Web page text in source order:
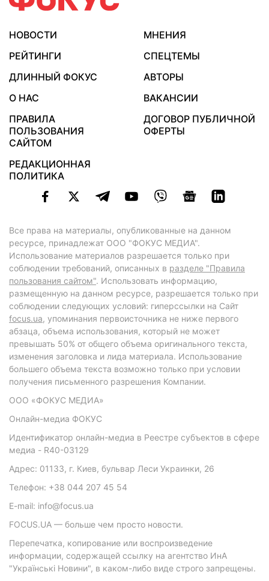
НОВОСТИ
МНЕНИЯ
РЕЙТИНГИ
СПЕЦТЕМЫ
ДЛИННЫЙ ФОКУС
АВТОРЫ
О НАС
ВАКАНСИИ
ПРАВИЛА
ПОЛЬЗОВАНИЯ
САЙТОМ
ДОГОВОР ПУБЛИЧНОЙ
ОФЕРТЫ
РЕДАКЦИОННАЯ
ПОЛИТИКА
Все права на материалы, опубликованные на данном
ресурсе, принадлежат ООО "ФОКУС МЕДИА".
Использование материалов разрешается только при
соблюдении требований, описанных в разделе "Правила
пользования сайтом". Использовать информацию,
размещенную на данном ресурсе, разрешается только при
соблюдении следующих условий: гиперссылки на Сайт
focus.ua, упоминания первоисточника не ниже первого
абзаца, объема использования, который не может
превышать 50% от общего объема оригинального текста,
изменения заголовка и лида материала. Использование
большего объема текста возможно только при условии
получения письменного разрешения Компании.
ООО «ФОКУС МЕДИА»
Онлайн-медиа ФОКУС
Идентификатор онлайн-медиа в Реестре субъектов в сфере
медиа - R40-03129
Адрес: 01133, г. Киев, бульвар Леси Украинки, 26
Телефон: +38 044 207 45 54
E-mail: info@focus.ua
FOCUS.UA — больше чем просто новости.
Перепечатка, копирование или воспроизведение
информации, содержащей ссылку на агентство ИнА
"Українські Новини", в каком-либо виде строго запрещены.